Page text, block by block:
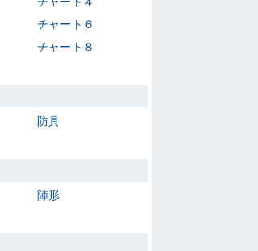
チャート６
チャート８
防具
陣形